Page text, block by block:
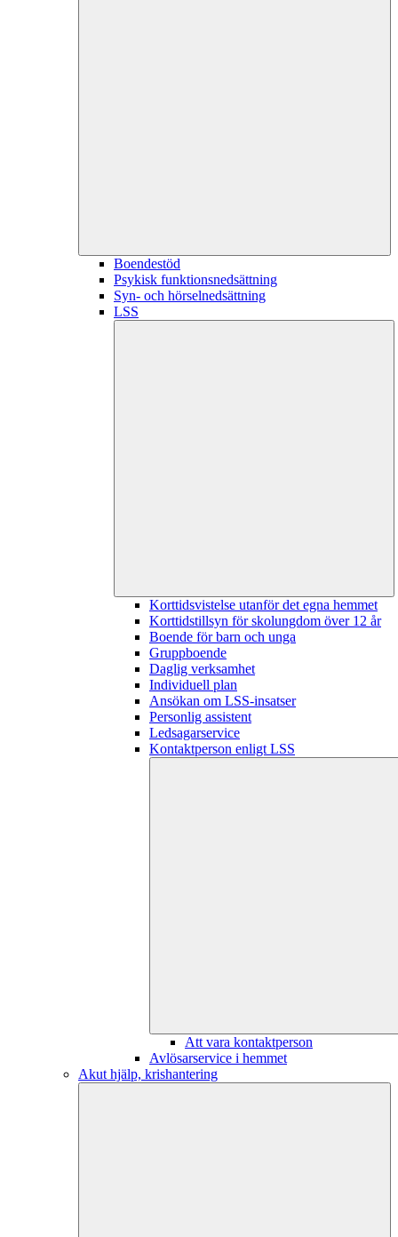
Boendestöd
Psykisk funktionsnedsättning
Syn- och hörselnedsättning
LSS
Korttidsvistelse utanför det egna hemmet
Korttidstillsyn för skolungdom över 12 år
Boende för barn och unga
Gruppboende
Daglig verksamhet
Individuell plan
Ansökan om LSS-insatser
Personlig assistent
Ledsagarservice
Kontaktperson enligt LSS
Att vara kontaktperson
Avlösarservice i hemmet
Akut hjälp, krishantering